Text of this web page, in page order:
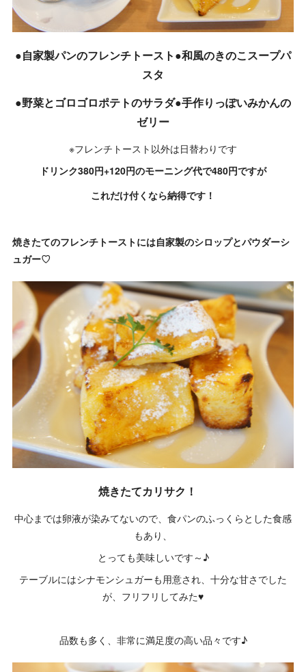
●自家製パンのフレンチトースト●和風のきのこスープパ
スタ
●野菜とゴロゴロポテトのサラダ●手作りっぽいみかんの
ゼリー
※フレンチトースト以外は日替わりです
ドリンク380円+120円のモーニング代で480円ですが
これだけ付くなら納得です！
焼きたてのフレンチトーストには自家製のシロップとパウダーシ
ュガー♡
焼きたてカリサク！
中心までは卵液が染みてないので、食パンのふっくらとした食感
もあり、
とっても美味しいです～♪
テーブルにはシナモンシュガーも用意され、十分な甘さでした
が、フリフリしてみた♥
品数も多く、非常に満足度の高い品々です♪